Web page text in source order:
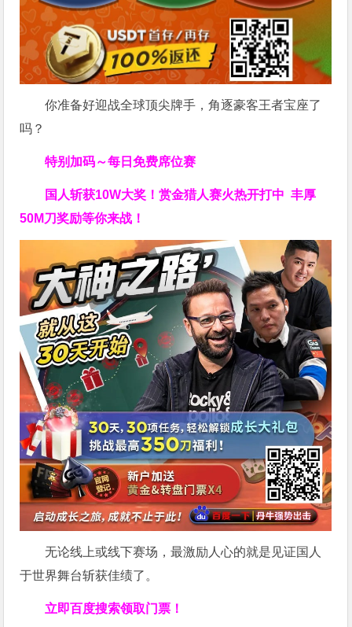
你准备好迎战全球顶尖牌手，角逐豪客王者宝座了
吗？
特别加码～每日免费席位赛
国人斩获10W大奖！赏金猎人赛火热开打中 丰厚
50M刀奖励等你来战！
无论线上或线下赛场，最激励人心的就是见证国人
于世界舞台斩获佳绩了。
立即百度搜索领取门票！